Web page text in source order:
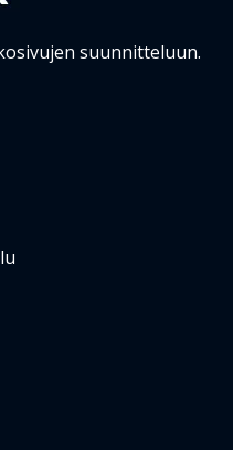
suunnitteluun.